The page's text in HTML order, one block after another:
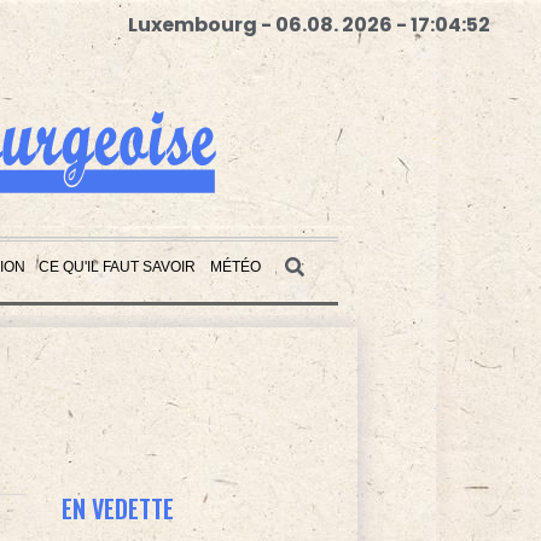
Luxembourg - 06.08. 2026 - 17:04:54
CE QU'IL FAUT SAVOIR MÉTÉO
EN VEDETTE